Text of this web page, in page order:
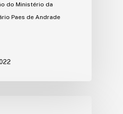
do Ministério da
Paes de Andrade